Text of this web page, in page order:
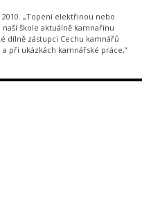
„Topení elektřinou nebo
škole aktuálně kamnařinu
dílně zástupci Cechu kamnářů
při ukázkách kamnářské práce,“